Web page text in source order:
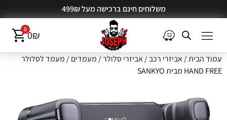
משלוחים חינם ברכישה מעל 499₪
00₪
עמוד הבית/אביזרי רכב/אביזרי סלולר/ מעמדים/ מעמד לסלולר
HAND FREE מבית SANKYO